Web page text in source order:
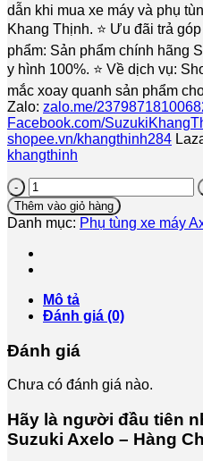
dẫn khi mua xe máy và phụ
Khang Thịnh. ⭐️ Ưu đãi trả
phẩm: Sản phẩm chính hãng
y hình 100%. ⭐️ Về dịch vụ:
mắc xoay quanh sản phẩm
Zalo: zalo.me/
Facebook.com/
shopee.vn/khangthinh284
khangthinh
Ốp
Đèn
Pha
Suzuki
Axelo
-
Chính
Hãng
lượng
Thêm vào giỏ hàng
Danh mục: Phụ tùng xe máy
Mô tả
Đánh giá (0)
Đánh giá
Chưa có đánh giá nào.
Hãy là người đầu tiên
Suzuki Axelo – Hàng